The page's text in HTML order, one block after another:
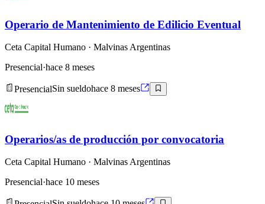
Operario de Mantenimiento de Edilicio Eventual
Ceta Capital Humano · Malvinas Argentinas
Presencial·hace 8 meses
PresencialSin sueldohace 8 meses
Operarios/as de producción por convocatoria
Ceta Capital Humano · Malvinas Argentinas
Presencial·hace 10 meses